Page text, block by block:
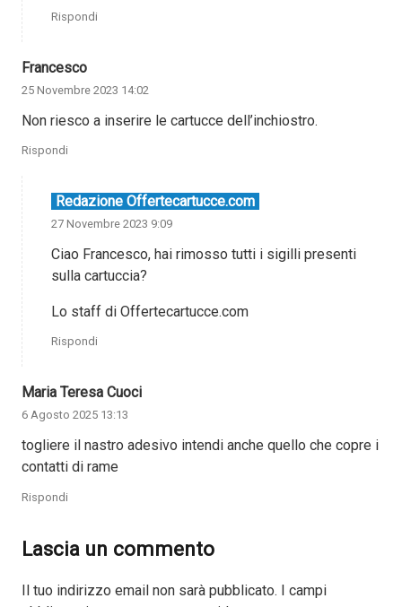
Rispondi
Francesco
25 Novembre 2023 14:02
Non riesco a inserire le cartucce dell’inchiostro.
Rispondi
Redazione Offertecartucce.com
27 Novembre 2023 9:09
Ciao Francesco, hai rimosso tutti i sigilli presenti
sulla cartuccia?
Lo staff di Offertecartucce.com
Rispondi
Maria Teresa Cuoci
6 Agosto 2025 13:13
togliere il nastro adesivo intendi anche quello che copre i
contatti di rame
Rispondi
Lascia un commento
Il tuo indirizzo email non sarà pubblicato. I campi